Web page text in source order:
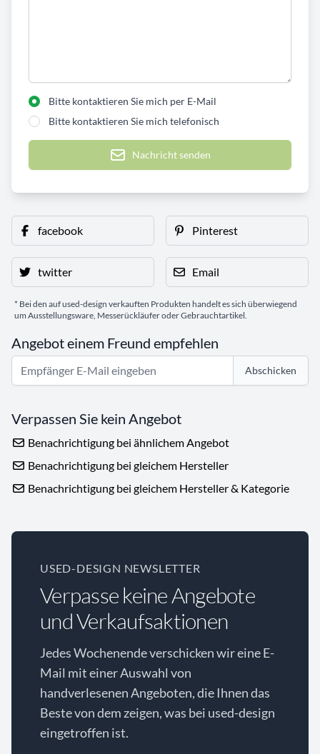
Bitte kontaktieren Sie mich per E-Mail
Bitte kontaktieren Sie mich telefonisch
Nachricht senden
facebook Pinterest
twitter Email
* Bei den auf used-design verkauften Produkten handelt es sich überwiegend
um Ausstellungsware, Messerückläufer oder Gebrauchtartikel.
Angebot einem Freund empfehlen
Abschicken
Verpassen Sie kein Angebot
Benachrichtigung bei ähnlichem Angebot
Benachrichtigung bei gleichem Hersteller
Benachrichtigung bei gleichem Hersteller & Kategorie
USED-DESIGN NEWSLETTER
Verpasse keine Angebote
und Verkaufsaktionen
Jedes Wochenende verschicken wir eine E-
Mail mit einer Auswahl von
handverlesenen Angeboten, die Ihnen das
Beste von dem zeigen, was bei used-design
eingetroffen ist.